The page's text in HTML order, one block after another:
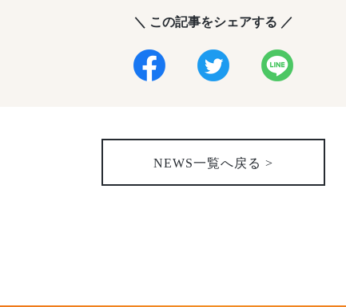
＼ この記事をシェアする ／
NEWS一覧へ戻る >